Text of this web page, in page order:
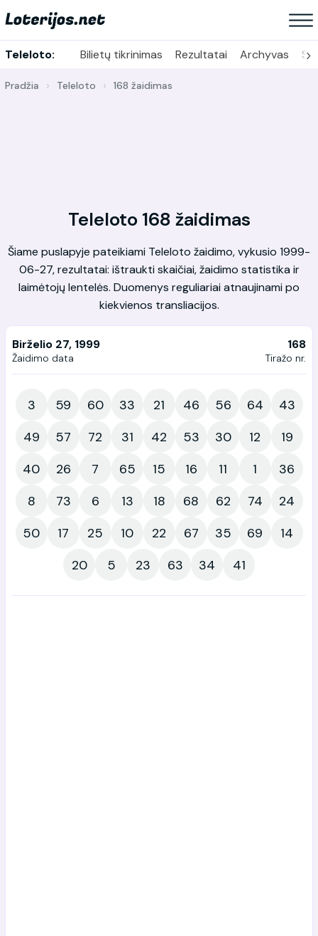
Teleloto: Bilietų tikrinimas Rezultatai Archyvas ›
Pradžia Teleloto 168 žaidimas
Teleloto 168 žaidimas
Šiame puslapyje pateikiami Teleloto žaidimo, vykusio 1999-
06-27, rezultatai: ištraukti skaičiai, žaidimo statistika ir
laimėtojų lentelės. Duomenys reguliariai atnaujinami po
kiekvienos transliacijos.
Birželio 27, 1999
Žaidimo data
168
Tiražo nr.
3 59 60 33 21 46 56 64
43
49
57 72 31 42 53 30 12
19
40
26 7 65 15 16 11 1
36
8
73 6 13 18 68 62 74
24
50
17 25 10 22 67 35 69
14
20
5 23 63 34 41